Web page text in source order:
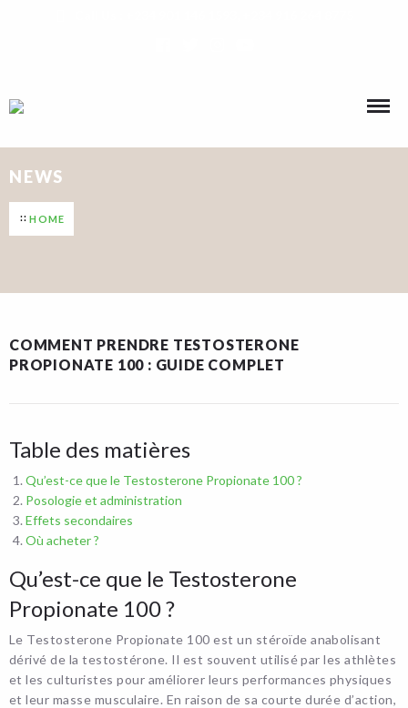
NEWS
HOME
COMMENT PRENDRE TESTOSTERONE
PROPIONATE 100 : GUIDE COMPLET
Table des matières
Qu’est-ce que le Testosterone Propionate 100 ?
Posologie et administration
Effets secondaires
Où acheter ?
Qu’est-ce que le Testosterone
Propionate 100 ?
Le Testosterone Propionate 100 est un stéroïde anabolisant
dérivé de la testostérone. Il est souvent utilisé par les athlètes
et les culturistes pour améliorer leurs performances physiques
et leur masse musculaire. En raison de sa courte durée d’action,